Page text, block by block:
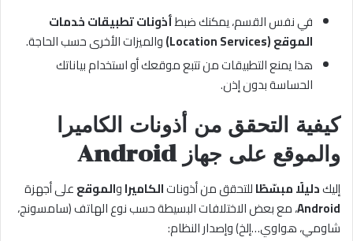
في نفس القسم، يمكنك ضبطأذونات تطبيقات خدمات
الموقع (Location Services)
والميزات الأخرى حسب الحاجة.
هذا يمنع التطبيقات من تتبع موقعك أو استخدام بياناتك
الحساسة بدون إذن.
كيفية التحقق من أذونات الكاميرا
والموقع على جهاز Android
إليكدليلًا مبسّطًاللتحقق من أذوناتالكاميراوالموقععلى أجهزة
Android، مع بعض الاختلافات البسيطة حسب نوع الهاتف (سامسونج،
شاومي، هواوي…إلخ) وإصدار النظام: